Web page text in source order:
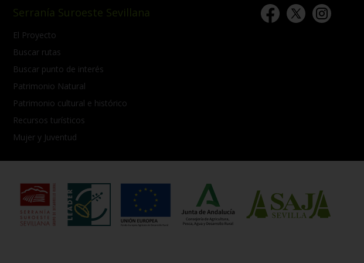
Serranía Suroeste Sevillana
El Proyecto
Buscar rutas
Buscar punto de interés
Patrimonio Natural
Patrimonio cultural e histórico
Recursos turísticos
Mujer y Juventud